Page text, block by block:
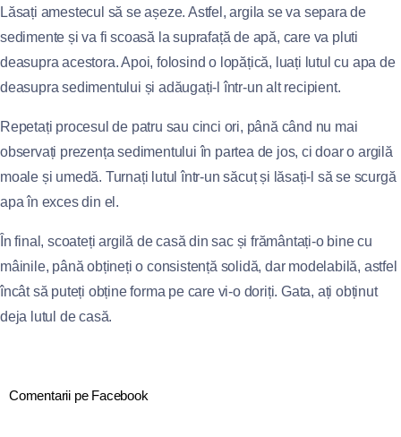
Lăsați amestecul să se așeze. Astfel, argila se va separa de
sedimente și va fi scoasă la suprafață de apă, care va pluti
deasupra acestora. Apoi, folosind o lopățică, luați lutul cu apa de
deasupra sedimentului și adăugați-l într-un alt recipient.
Repetați procesul de patru sau cinci ori, până când nu mai
observați prezența sedimentului în partea de jos, ci doar o argilă
moale și umedă. Turnați lutul într-un săcuț și lăsați-l să se scurgă
apa în exces din el.
În final, scoateți argilă de casă din sac și frământați-o bine cu
mâinile, până obțineți o consistență solidă, dar modelabilă, astfel
încât să puteți obține forma pe care vi-o doriți. Gata, ați obținut
deja lutul de casă.
Comentarii pe Facebook